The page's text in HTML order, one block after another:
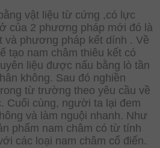
vật liệu từ cứng ,có lực
của 2 phương pháp mới đó là
và phương pháp kết dính . Về
tạo nam châm thiêu kết có
liệu được nấu bằng lò tần
không. Sau đó nghiền
từ trường theo yêu cầu về
Cuối cùng, người ta lại đem
và làm nguội nhanh. Như
phẩm nam châm có từ tính
các loại nam châm cổ điển.